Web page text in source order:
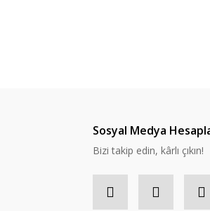
Sosyal Medya
Bizi takip edin, kârlı çıkın!